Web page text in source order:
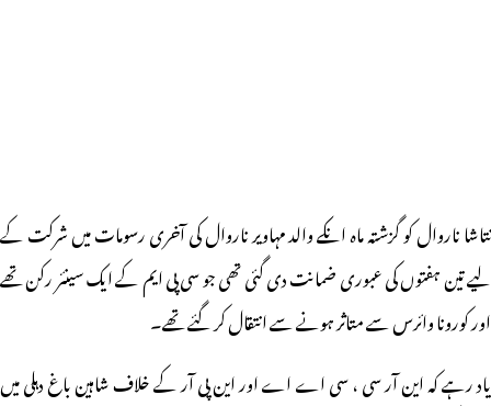
نتاشا ناروال کو گزشتہ ماہ انکے والد مہاویر ناروال کی آخری رسومات میں شرکت کے
لیے تین ہفتوں کی عبوری ضمانت دی گئی تھی جو سی پی ایم کے ایک سینئر رکن تھے
اور کورونا وائرس سے متاثر ہونے سے انتقال کر گئے تھے۔
یاد رہے کہ این آر سی ، سی اے اے اور این پی آر کے خلاف شاہین باغ دہلی میں